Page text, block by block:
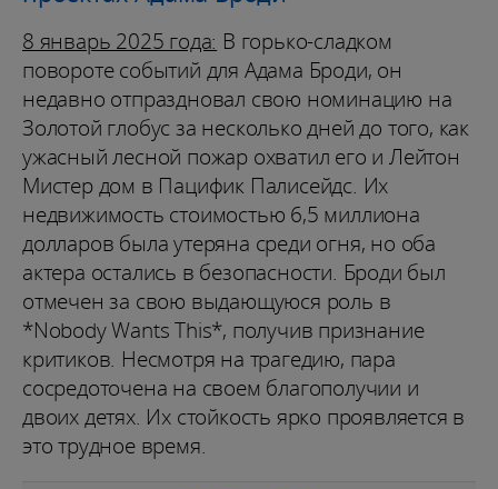
8 январь 2025 года: В горько-сладком
повороте событий для Адама Броди, он
недавно отпраздновал свою номинацию на
Золотой глобус за несколько дней до того, как
ужасный лесной пожар охватил его и Лейтон
Мистер дом в Пацифик Палисейдс. Их
недвижимость стоимостью 6,5 миллиона
долларов была утеряна среди огня, но оба
актера остались в безопасности. Броди был
отмечен за свою выдающуюся роль в
*Nobody Wants This*, получив признание
критиков. Несмотря на трагедию, пара
сосредоточена на своем благополучии и
двоих детях. Их стойкость ярко проявляется в
это трудное время.